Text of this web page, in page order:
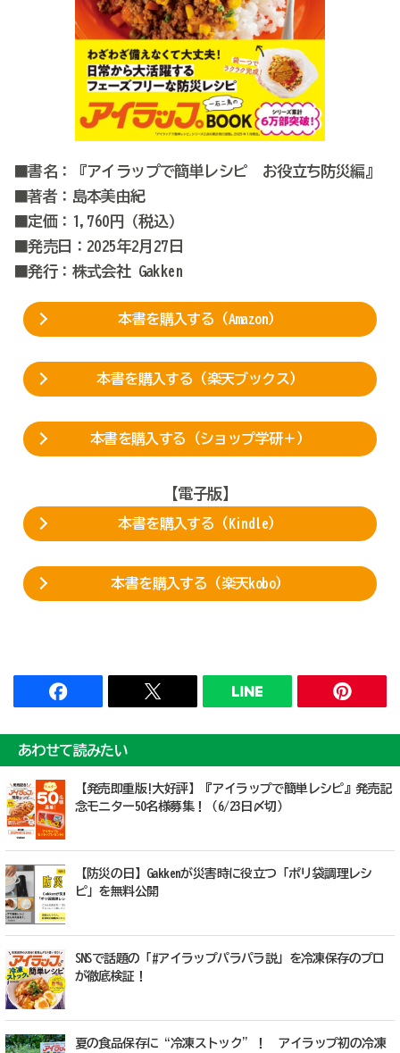
■書名：『アイラップで簡単レシピ お役立ち防災編』
■著者：島本美由紀
■定価：1,760円（税込）
■発売日：2025年2月27日
■発行：株式会社 Gakken
本書を購入する（Amazon）
本書を購入する（楽天ブックス）
本書を購入する（ショップ学研＋）
【電子版】
本書を購入する（Kindle）
本書を購入する（楽天kobo）
あわせて読みたい
【発売即重版!大好評】『アイラップで簡単レシピ』発売記
念モニター50名様募集！（6/23日〆切）
【防災の日】Gakkenが災害時に役立つ「ポリ袋調理レシ
ピ」を無料公開
SNSで話題の「#アイラップパラパラ説」を冷凍保存のプロ
が徹底検証！
夏の食品保存に“冷凍ストック”！ アイラップ初の冷凍